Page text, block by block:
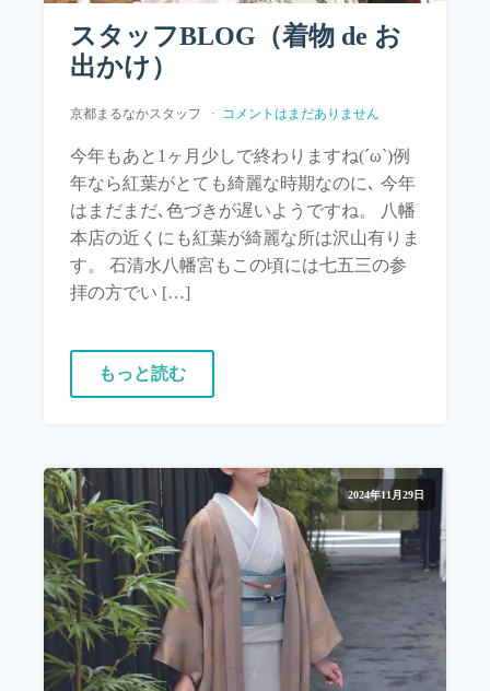
スタッフBLOG（着物 de お
出かけ）
京都まるなかスタッフ コメントはまだありません
今年もあと1ヶ月少しで終わりますね(´ω`)例
年なら紅葉がとても綺麗な時期なのに､ 今年
はまだまだ､色づきが遅いようですね。 八幡
本店の近くにも紅葉が綺麗な所は沢山有りま
す。 石清水八幡宮もこの頃には七五三の参
拝の方でい […]
もっと読む
2024年11月29日